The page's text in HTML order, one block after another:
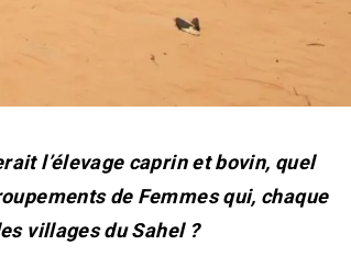
l’élevage caprin et bovin, quel
de Femmes qui, chaque
villages du Sahel ?